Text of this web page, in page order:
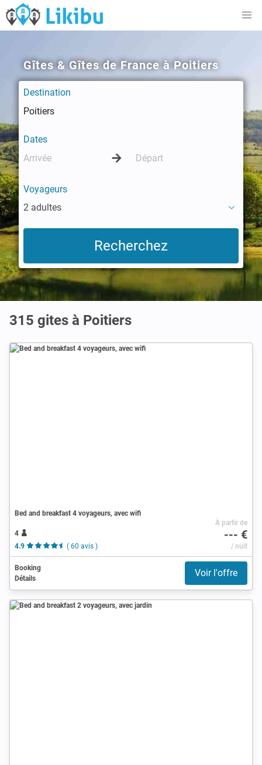
Gîtes & Gîtes de France à Poitiers
Destination
Dates
Voyageurs
2 adultes
315 gites à Poitiers
Bed and breakfast 4 voyageurs, avec wifi
4
4.9
( 60 avis )
À partir de
--- €
/ nuit
Booking
Détails
Voir l'offre